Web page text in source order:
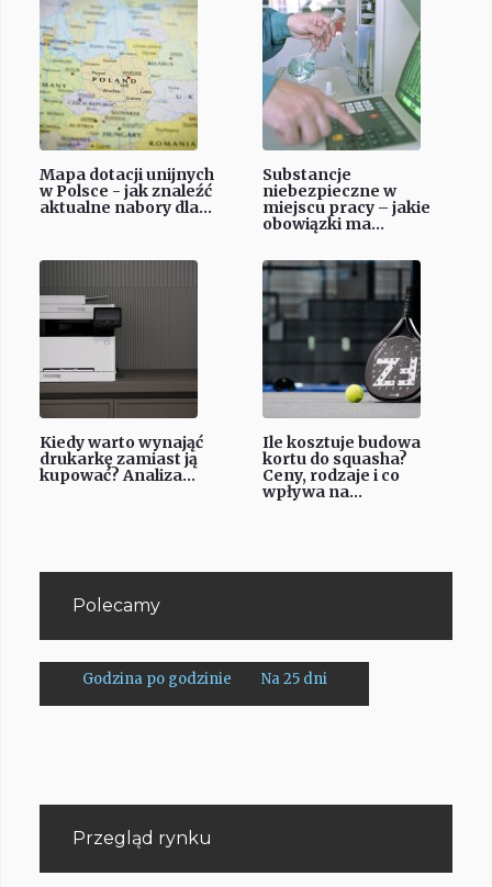
Mapa dotacji unijnych
w Polsce - jak znaleźć
aktualne nabory dla...
Substancje
niebezpieczne w
miejscu pracy – jakie
obowiązki ma...
Kiedy warto wynająć
drukarkę zamiast ją
kupować? Analiza...
Ile kosztuje budowa
kortu do squasha?
Ceny, rodzaje i co
wpływa na...
Polecamy
Godzina po godzinie Na 25 dni
Przegląd rynku